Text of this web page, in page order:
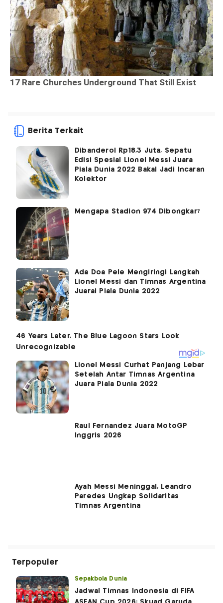
Berita Terkait
Dibanderol Rp18,3 Juta, Sepatu
Edisi Spesial Lionel Messi Juara
Piala Dunia 2022 Bakal Jadi Incaran
Kolektor
Mengapa Stadion 974 Dibongkar?
Ada Doa Pele Mengiringi Langkah
Lionel Messi dan Timnas Argentina
Juarai Piala Dunia 2022
Lionel Messi Curhat Panjang Lebar
Setelah Antar Timnas Argentina
Juara Piala Dunia 2022
Raul Fernandez Juara MotoGP
Inggris 2026
Ayah Messi Meninggal, Leandro
Paredes Ungkap Solidaritas
Timnas Argentina
Terpopuler
Sepakbola Dunia
Jadwal Timnas Indonesia di FIFA